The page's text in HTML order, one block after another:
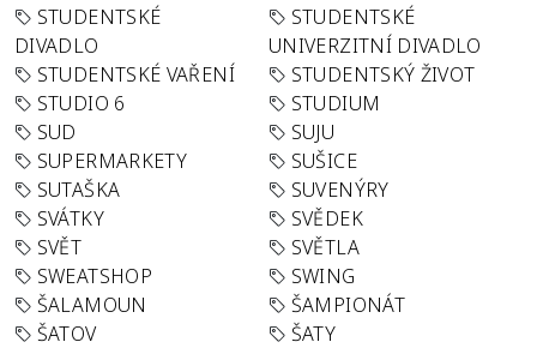
STUDENTSKÉ
DIVADLO
STUDENTSKÉ
UNIVERZITNÍ DIVADLO
STUDENTSKÉ VAŘENÍ
STUDENTSKÝ ŽIVOT
STUDIO 6
STUDIUM
SUD
SUJU
SUPERMARKETY
SUŠICE
SUTAŠKA
SUVENÝRY
SVÁTKY
SVĚDEK
SVĚT
SVĚTLA
SWEATSHOP
SWING
ŠALAMOUN
ŠAMPIONÁT
ŠATOV
ŠATY